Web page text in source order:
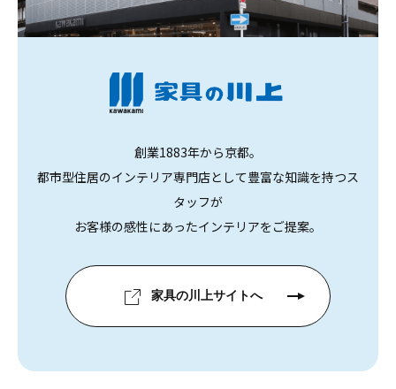
創業1883年から京都。
都市型住居のインテリア専門店として豊富な知識を持つス
タッフが
お客様の感性にあったインテリアをご提案。
家具の川上サイトへ